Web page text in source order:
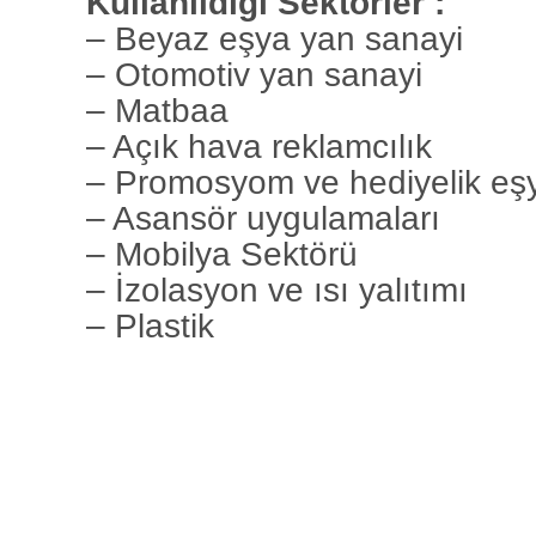
– Beyaz eşya yan sanayi
– Otomotiv yan sanayi
– Matbaa
– Açık hava reklamcılık
– Promosyom ve hediyelik
– Asansör uygulamaları
– Mobilya Sektörü
– İzolasyon ve ısı yalıtımı
– Plastik